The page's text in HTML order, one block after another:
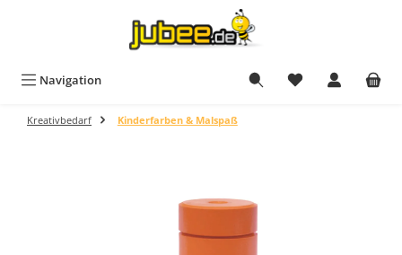
Navigation
Kreativbedarf Kinderfarben & Malspaß